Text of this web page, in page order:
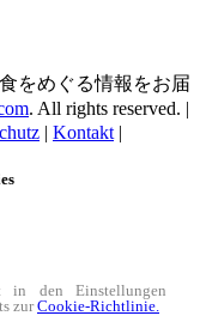
をめぐる情報をお届
. All rights reserved. |
| Kontakt |
in den Einstellungen
zurCookie-Richtlinie.